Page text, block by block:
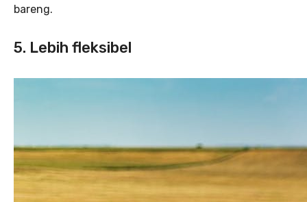
bareng.
5. Lebih fleksibel